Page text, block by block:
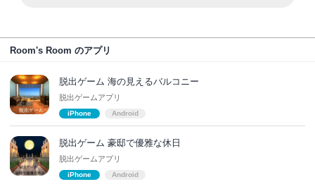
Room's Room のアプリ
脱出ゲーム 海の見えるバルコニー
脱出ゲームアプリ
iPhone Android
脱出ゲーム 豪邸で優雅な休日
脱出ゲームアプリ
iPhone Android